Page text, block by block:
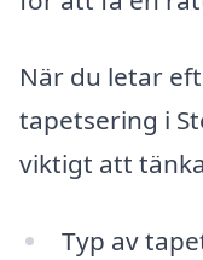
När du letar
tapetsering i
viktigt att
Typ av